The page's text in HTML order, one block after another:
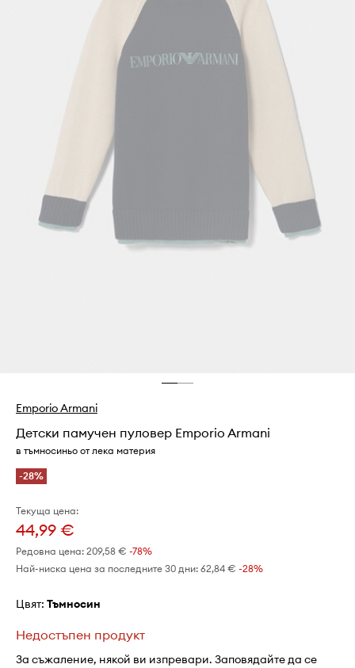
Emporio Armani
Детски памучен пуловер Emporio Armani
в тъмносиньо от лека материя
-28%
Текуща цена:
44,99 €
Редовна цена: 209,58 € -78%
Най-ниска цена за последните 30 дни: 62,84 € -28%
Цвят: тъмносин
Недостъпен продукт
За съжаление, някой ви изпревари. Заповядайте да се